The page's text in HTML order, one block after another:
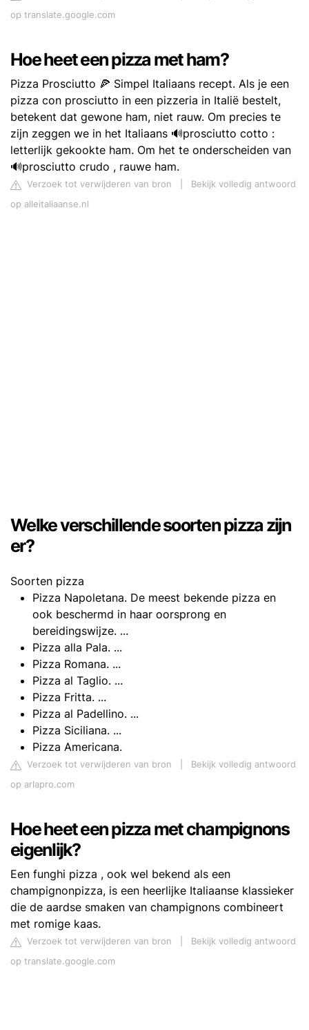
op translate.google.com
Hoe heet een pizza met ham?
Pizza Prosciutto 🍕 Simpel Italiaans recept. Als je een
pizza con prosciutto in een pizzeria in Italië bestelt,
betekent dat gewone ham, niet rauw. Om precies te
zijn zeggen we in het Italiaans 🔊prosciutto cotto :
letterlijk gekookte ham. Om het te onderscheiden van
🔊prosciutto crudo , rauwe ham.
Verzoek tot verwijderen van bron
Bekijk volledig antwoord
op alleitaliaanse.nl
Welke verschillende soorten pizza zijn
er?
Soorten pizza
Pizza Napoletana. De meest bekende pizza en
ook beschermd in haar oorsprong en
bereidingswijze. ...
Pizza alla Pala. ...
Pizza Romana. ...
Pizza al Taglio. ...
Pizza Fritta. ...
Pizza al Padellino. ...
Pizza Siciliana. ...
Pizza Americana.
Verzoek tot verwijderen van bron
Bekijk volledig antwoord
op arlapro.com
Hoe heet een pizza met champignons
eigenlijk?
Een funghi pizza , ook wel bekend als een
champignonpizza, is een heerlijke Italiaanse klassieker
die de aardse smaken van champignons combineert
met romige kaas.
Verzoek tot verwijderen van bron
Bekijk volledig antwoord
op translate.google.com